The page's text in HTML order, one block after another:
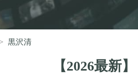
黒沢清
【2026最新